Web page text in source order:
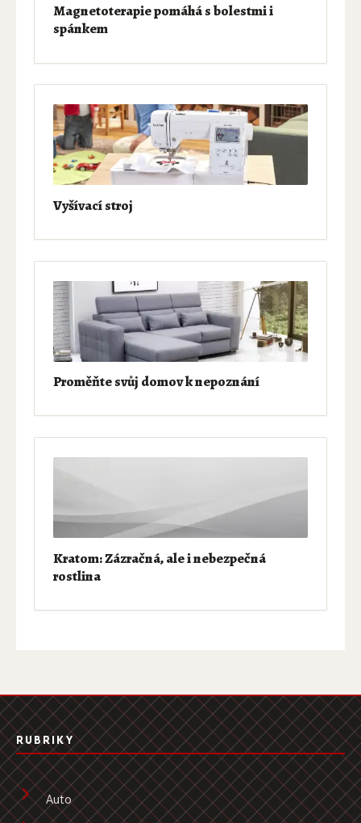
Magnetoterapie pomáhá s bolestmi i
spánkem
Vyšívací stroj
Proměňte svůj domov k nepoznání
Kratom: Zázračná, ale i nebezpečná
rostlina
RUBRIKY
Auto